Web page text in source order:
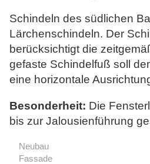
Neubau
Fassade
Schindeln des südlichen
Lärchenschindeln. Der
berücksichtigt die
gefaste Schindelfuß soll
eine horizontale
Besonderheit: Die
bis zur Jalousienführung